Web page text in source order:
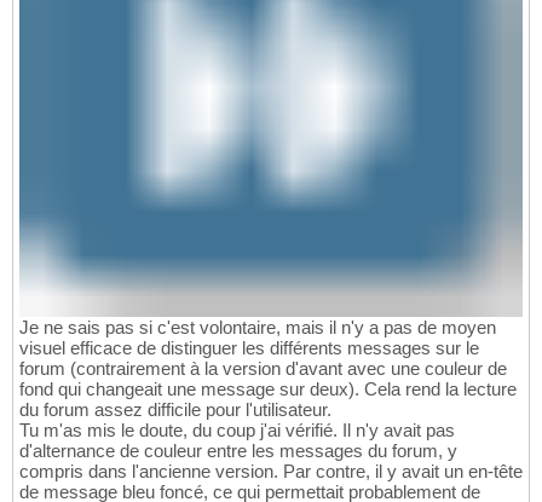
Je ne sais pas si c'est volontaire, mais il n'y a pas de moyen
visuel efficace de distinguer les différents messages sur le
forum (contrairement à la version d'avant avec une couleur de
fond qui changeait une message sur deux). Cela rend la lecture
du forum assez difficile pour l'utilisateur.
Tu m'as mis le doute, du coup j'ai vérifié. Il n'y avait pas
d'alternance de couleur entre les messages du forum, y
compris dans l'ancienne version. Par contre, il y avait un en-tête
de message bleu foncé, ce qui permettait probablement de